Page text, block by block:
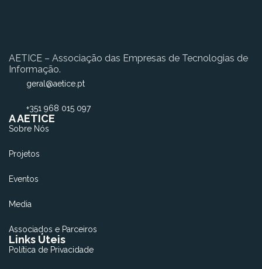
AETICE – Associação das Empresas de Tecnologias de
Informação.
geral@aetice.pt
+351 968 015 097
A AETICE
Sobre Nós
Projetos
Eventos
Media
Associados e Parceiros
Links Úteis
Política de Privacidade